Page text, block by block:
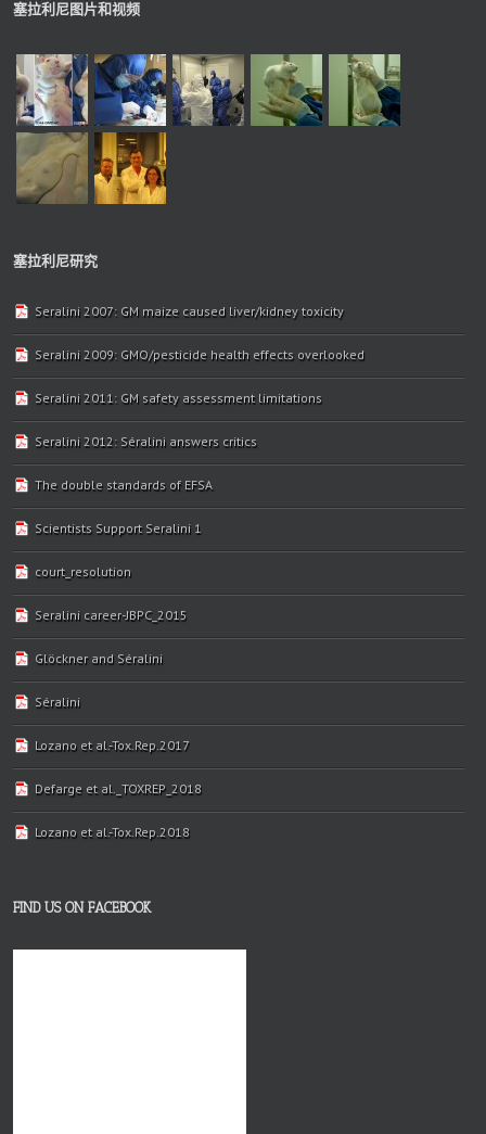
塞拉利尼图片和视频
塞拉利尼研究
Seralini 2007: GM maize caused liver/kidney toxicity
Seralini 2009: GMO/pesticide health effects overlooked
Seralini 2011: GM safety assessment limitations
Seralini 2012: Séralini answers critics
The double standards of EFSA
Scientists Support Seralini 1
court_resolution
Seralini career-JBPC_2015
Glöckner and Séralini
Séralini
Lozano et al.-Tox.Rep.2017
Defarge et al._TOXREP_2018
Lozano et al.-Tox.Rep.2018
FIND US ON FACEBOOK